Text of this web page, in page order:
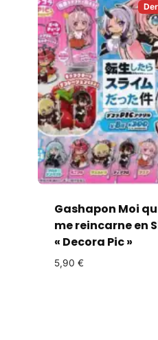
Gashapon Moi
me reincarne en
« Decora Pic »
5,90 €